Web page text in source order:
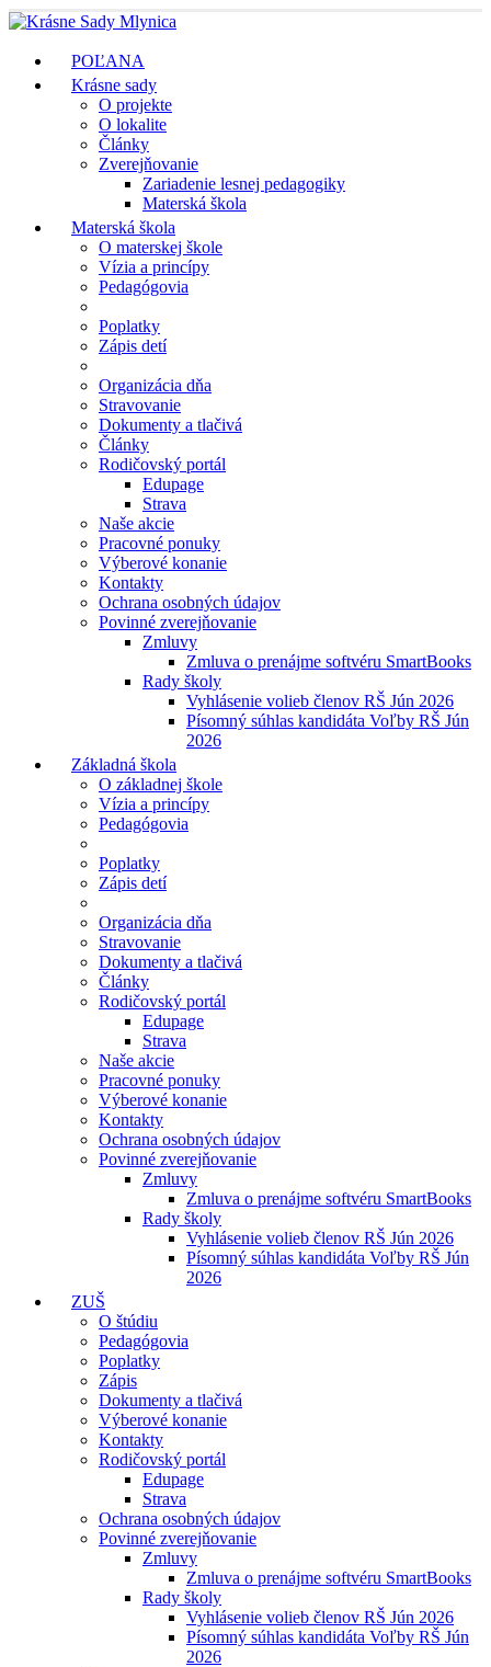
POĽANA
Krásne sady
O projekte
O lokalite
Články
Zverejňovanie
Zariadenie lesnej pedagogiky
Materská škola
Materská škola
O materskej škole
Vízia a princípy
Pedagógovia
Poplatky
Zápis detí
Organizácia dňa
Stravovanie
Dokumenty a tlačivá
Články
Rodičovský portál
Edupage
Strava
Naše akcie
Pracovné ponuky
Výberové konanie
Kontakty
Ochrana osobných údajov
Povinné zverejňovanie
Zmluvy
Zmluva o prenájme softvéru SmartBooks
Rady školy
Vyhlásenie volieb členov RŠ Jún 2026
Písomný súhlas kandidáta Voľby RŠ Jún
2026
Základná škola
O základnej škole
Vízia a princípy
Pedagógovia
Poplatky
Zápis detí
Organizácia dňa
Stravovanie
Dokumenty a tlačivá
Články
Rodičovský portál
Edupage
Strava
Naše akcie
Pracovné ponuky
Výberové konanie
Kontakty
Ochrana osobných údajov
Povinné zverejňovanie
Zmluvy
Zmluva o prenájme softvéru SmartBooks
Rady školy
Vyhlásenie volieb členov RŠ Jún 2026
Písomný súhlas kandidáta Voľby RŠ Jún
2026
ZUŠ
O štúdiu
Pedagógovia
Poplatky
Zápis
Dokumenty a tlačivá
Výberové konanie
Kontakty
Rodičovský portál
Edupage
Strava
Ochrana osobných údajov
Povinné zverejňovanie
Zmluvy
Zmluva o prenájme softvéru SmartBooks
Rady školy
Vyhlásenie volieb členov RŠ Jún 2026
Písomný súhlas kandidáta Voľby RŠ Jún
2026